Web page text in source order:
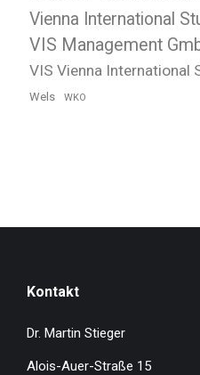
Vienna International
VIS Management
VIS Vienna International
Wels WKO
Kontakt
Dr. Martin Stieger
Alois-Auer-Straße 15